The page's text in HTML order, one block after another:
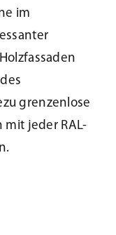
im
grenzenlose
mit jeder RAL-